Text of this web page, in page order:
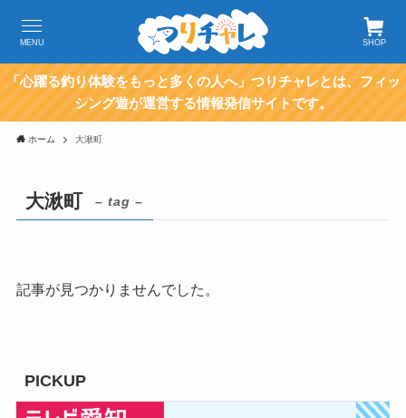
SHOP
MENU
「心躍る釣り体験をもっと多くの人へ」つりチャレとは、フィッ
シング遊が運営する情報発信サイトです。
ホーム 大湫町
大湫町 – tag –
記事が見つかりませんでした。
PICKUP